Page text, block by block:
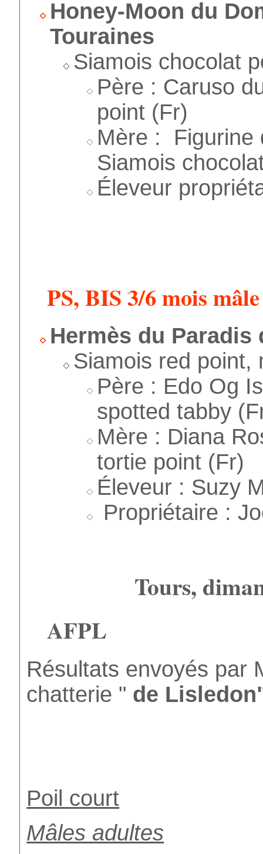
Honey-Moon du
Touraines
Siamois chocolat
Père : Caruso
point (Fr)
Mère : Figurine
Siamois
Éleveur
PS, BIS 3/6 mois mâle
Hermès du Paradis
Siamois red point,
Père : Edo Og
spotted tabby
Mère : Diana
tortie point (Fr)
Éleveur : Suzy
Propriétaire :
Tours,
AFPL
Résultats envoyés par
chatterie " de
Poil court
Mâles adultes